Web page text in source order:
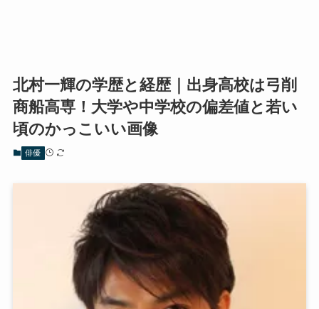
北村一輝の学歴と経歴｜出身高校は弓削
商船高専！大学や中学校の偏差値と若い
頃のかっこいい画像
俳優